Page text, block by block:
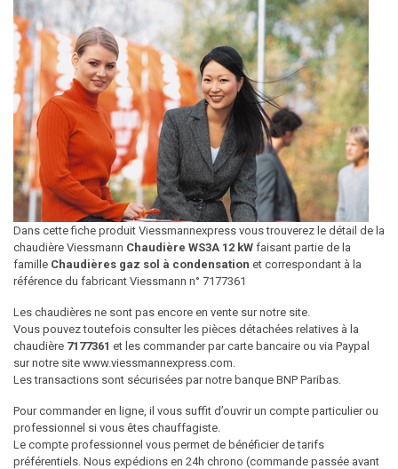
Dans cette fiche produit Viessmannexpress vous trouverez le détail de la
chaudière Viessmann Chaudière WS3A 12 kW faisant partie de la
famille Chaudières gaz sol à condensation et correspondant à la
référence du fabricant Viessmann n° 7177361
Les chaudières ne sont pas encore en vente sur notre site.
Vous pouvez toutefois consulter les pièces détachées relatives à la
chaudière 7177361 et les commander par carte bancaire ou via Paypal
sur notre site www.viessmannexpress.com.
Les transactions sont sécurisées par notre banque BNP Paribas.
Pour commander en ligne, il vous suffit d’ouvrir un compte particulier ou
professionnel si vous êtes chauffagiste.
Le compte professionnel vous permet de bénéficier de tarifs
préférentiels. Nous expédions en 24h chrono (commande passée avant